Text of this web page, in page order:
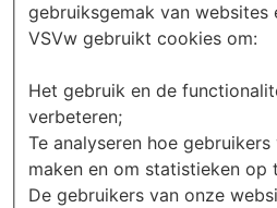
gebruiksgemak van websites
VSVw gebruikt cookies om:
Het gebruik en de
verbeteren;
Te analyseren hoe
maken en om statistieken op
De gebruikers van onze